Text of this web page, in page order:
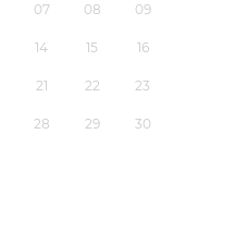
07 08 09
14 15 16
21 22 23
28 29 30